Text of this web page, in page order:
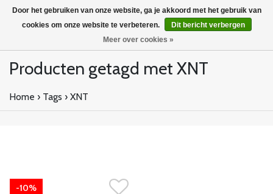
Producten getagd met XNT
Home › Tags › XNT
-10%
Door het gebruiken van onze website, ga je akkoord met het gebruik van
cookies om onze website te verbeteren.
Dit bericht verbergen
Meer over cookies »